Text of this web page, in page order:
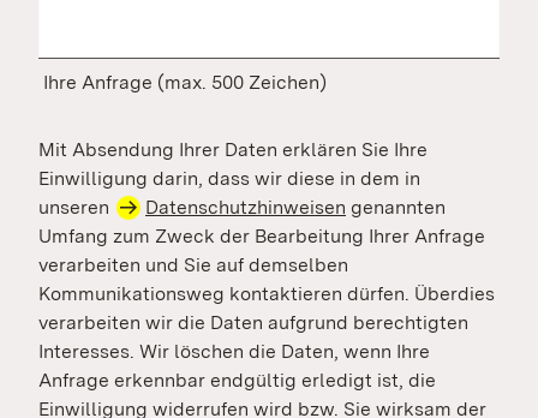
Ihre Anfrage (max. 500 Zeichen)
Mit Absendung Ihrer Daten erklären Sie Ihre
Einwilligung darin, dass wir diese in dem in
unseren
Datenschutzhinweisen genannten
Umfang zum Zweck der Bearbeitung Ihrer Anfrage
verarbeiten und Sie auf demselben
Kommunikationsweg kontaktieren dürfen. Überdies
verarbeiten wir die Daten aufgrund berechtigten
Interesses. Wir löschen die Daten, wenn Ihre
Anfrage erkennbar endgültig erledigt ist, die
Einwilligung widerrufen wird bzw. Sie wirksam der